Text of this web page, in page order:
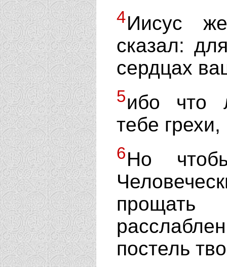
4Иисус
сказал:
сердцах
5ибо что
тебе
6Но
прощать
постель